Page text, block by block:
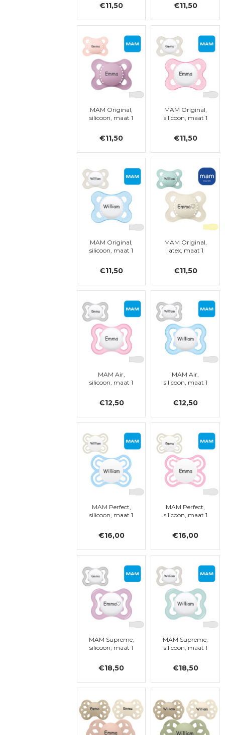
€11,50 €11,50
MAM Original,
silicoon, maat 1
€11,50
MAM Original,
silicoon, maat 1
€11,50
MAM Original,
silicoon, maat 1
€11,50
MAM Original,
latex, maat 1
€11,50
MAM Air,
silicoon, maat 1
€12,50
MAM Air,
silicoon, maat 1
€12,50
MAM Perfect,
silicoon, maat 1
€16,00
MAM Perfect,
silicoon, maat 1
€16,00
MAM Supreme,
silicoon, maat 1
€18,50
MAM Supreme,
silicoon, maat 1
€18,50